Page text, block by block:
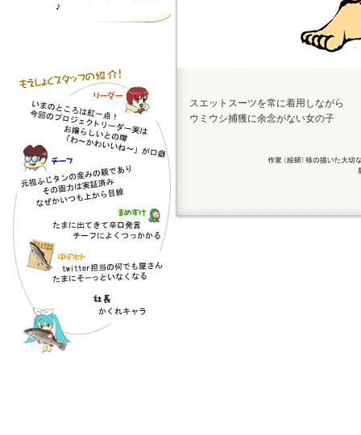
♪
スエットスーツを常に着用しながら
ウミウシ捕獲に余念がない女の子